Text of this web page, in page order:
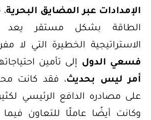
الإمدادات عبر المضايق البحرية،
الطاقة بشكل مستقر يعد
الاستراتيجية الخطيرة التي لا
فسعي الدولإلى تأمين
أمر ليس بحديث، فقد كانت
على مصادره الدافع الرئيسي
وكانت أيضًا عاملًا للتعاون